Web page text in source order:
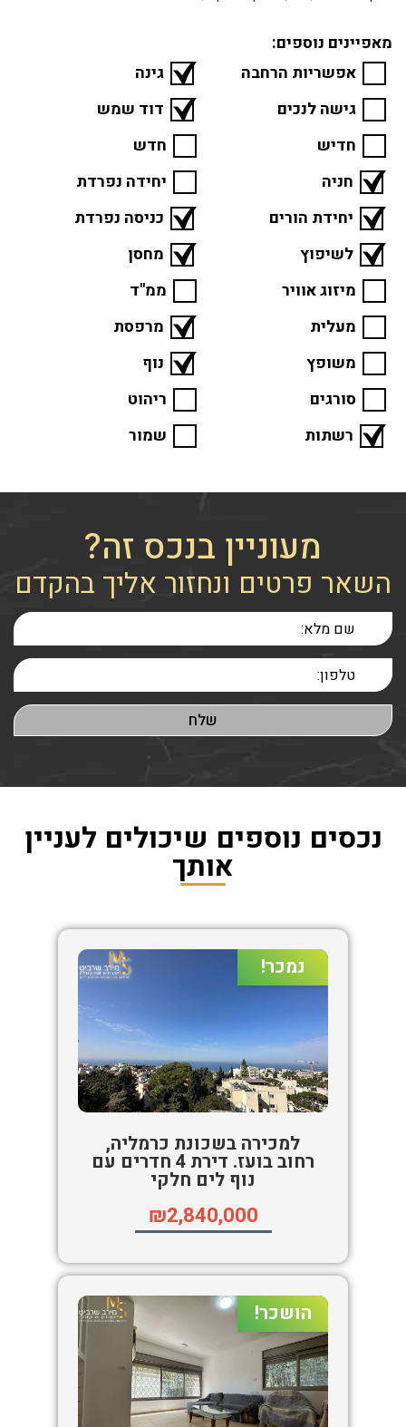
מאפיינים נוספים:
אפשריות הרחבה
גינה
גישה לנכים
דוד שמש
חדיש
חדש
חניה
יחידה נפרדת
יחידת הורים
כניסה נפרדת
לשיפוץ
מחסן
מיזוג אוויר
ממ"ד
מעלית
מרפסת
משופץ
נוף
סורגים
ריהוט
רשתות
שמור
מעוניין בנכס זה?
השאר פרטים ונחזור אליך בהקדם
נכסים נוספים שיכולים לעניין
אותך
נמכר!
למכירה בשכונת כרמליה,
רחוב בועז. דירת 4 חדרים עם
נוף לים חלקי
₪2,840,000
הושכר!